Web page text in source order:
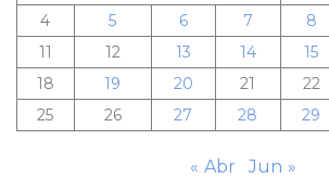
4
5 6 7 8
11
12 13 14 15
18
19 20 21 22
25
26 27 28 29
« Abr Jun »